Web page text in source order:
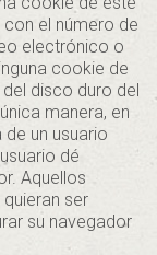
el número de
electrónico o
cookie de
disco duro del
manera, en
un usuario
dé
Aquellos
ser
su navegador